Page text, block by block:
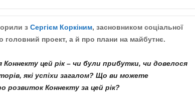
з Сергієм Коркіним, засновником соціальної
головний проект, а й про плани на майбутнє.
цей рік – чи були прибутки, чи довелося
які успіхи загалом? Що ви можете
розвиток Коннекту за цей рік?